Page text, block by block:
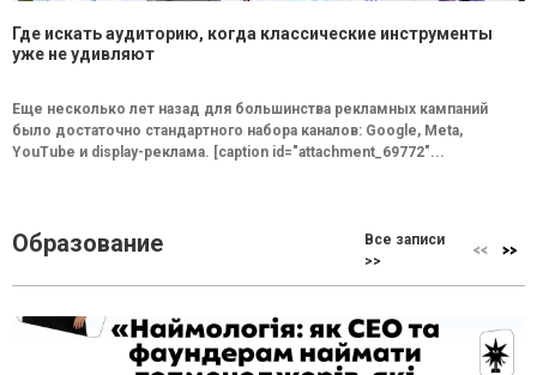
Где искать аудиторию, когда классические инструменты
уже не удивляют
Еще несколько лет назад для большинства рекламных кампаний
было достаточно стандартного набора каналов: Google, Meta,
YouTube и display-реклама. [caption id="attachment_69772"...
Образование
Все записи
>>